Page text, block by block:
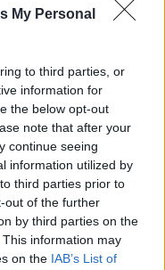
My Personal
to third parties, or
information for
the below opt-out
note that after your
continue seeing
information utilized by
third parties prior to
out of the further
by third parties on the
This information may
on the IAB’s List of